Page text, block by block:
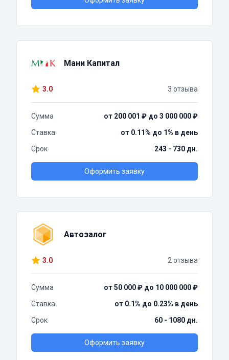
Мани Капитал
3.0 3 отзыва
Сумма
от 200 001 ₽ до 3 000 000 ₽
Ставка
от 0.11% до 1% в день
Срок
243 - 730 дн.
Оформить заявку
Автозалог
3.0 2 отзыва
Сумма
от 50 000 ₽ до 10 000 000 ₽
Ставка
от 0.1% до 0.23% в день
Срок
60 - 1080 дн.
Оформить заявку